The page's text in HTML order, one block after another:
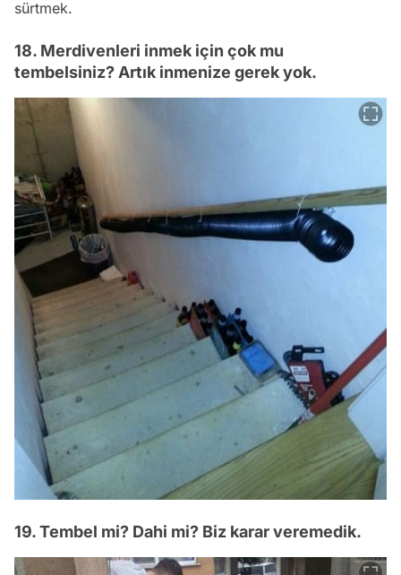
sürtmek.
18. Merdivenleri inmek için çok mu
tembelsiniz? Artık inmenize gerek yok.
19. Tembel mi? Dahi mi? Biz karar veremedik.